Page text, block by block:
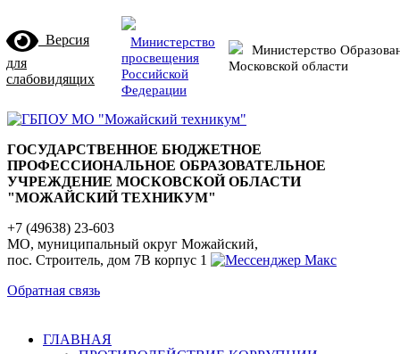
Версия
для
слабовидящих
Министерство
просвещения
Российской
Федерации
Министерство
Московской области
ГОСУДАРСТВЕННОЕ БЮДЖЕТНОЕ
ПРОФЕССИОНАЛЬНОЕ ОБРАЗОВАТЕЛЬНОЕ
УЧРЕЖДЕНИЕ МОСКОВСКОЙ ОБЛАСТИ
"МОЖАЙСКИЙ ТЕХНИКУМ"
+7 (49638) 23-603
МО, муниципальный округ Можайский,
пос. Строитель, дом 7В корпус 1
Обратная связь
ГЛАВНАЯ